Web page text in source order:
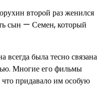
второй раз женился
сын — Семен, который
была тесно связана
Многие его фильмы
что придавало им особую